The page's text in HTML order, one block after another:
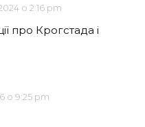
о 2:16 pm
про Крогстада і
о 9:25 pm